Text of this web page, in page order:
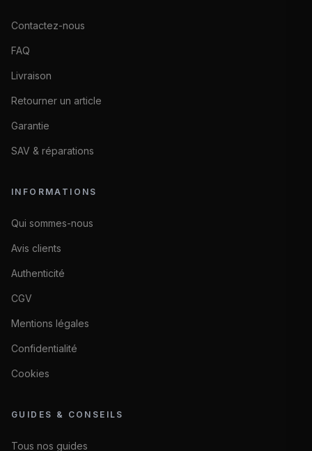
Contactez-nous
FAQ
Livraison
Retourner un article
Garantie
SAV & réparations
INFORMATIONS
Qui sommes-nous
Avis clients
Authenticité
CGV
Mentions légales
Confidentialité
Cookies
GUIDES & CONSEILS
Tous nos guides